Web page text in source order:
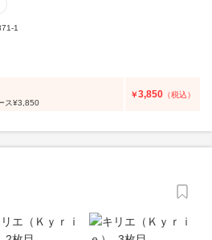
1
ス¥3,850
￥3,850 （税込）